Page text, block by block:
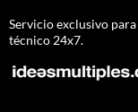
Servicio exclusivo
técnico 24x7.